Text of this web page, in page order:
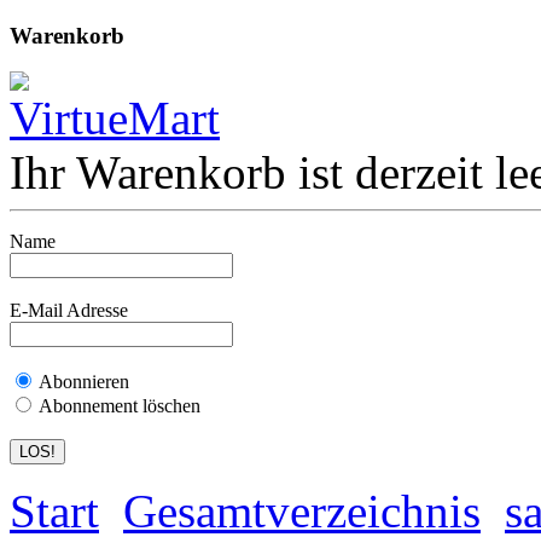
Warenkorb
Ihr Warenkorb ist derzeit
Name
E-Mail Adresse
Abonnieren
Abonnement löschen
Start Gesamtverzeichnis